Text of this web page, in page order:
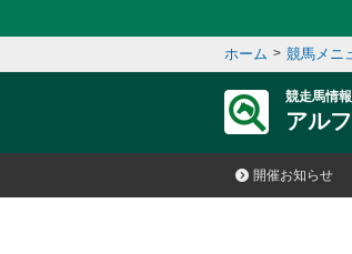
ホーム > 競馬メニ
競走馬情報
アル
開催お知らせ